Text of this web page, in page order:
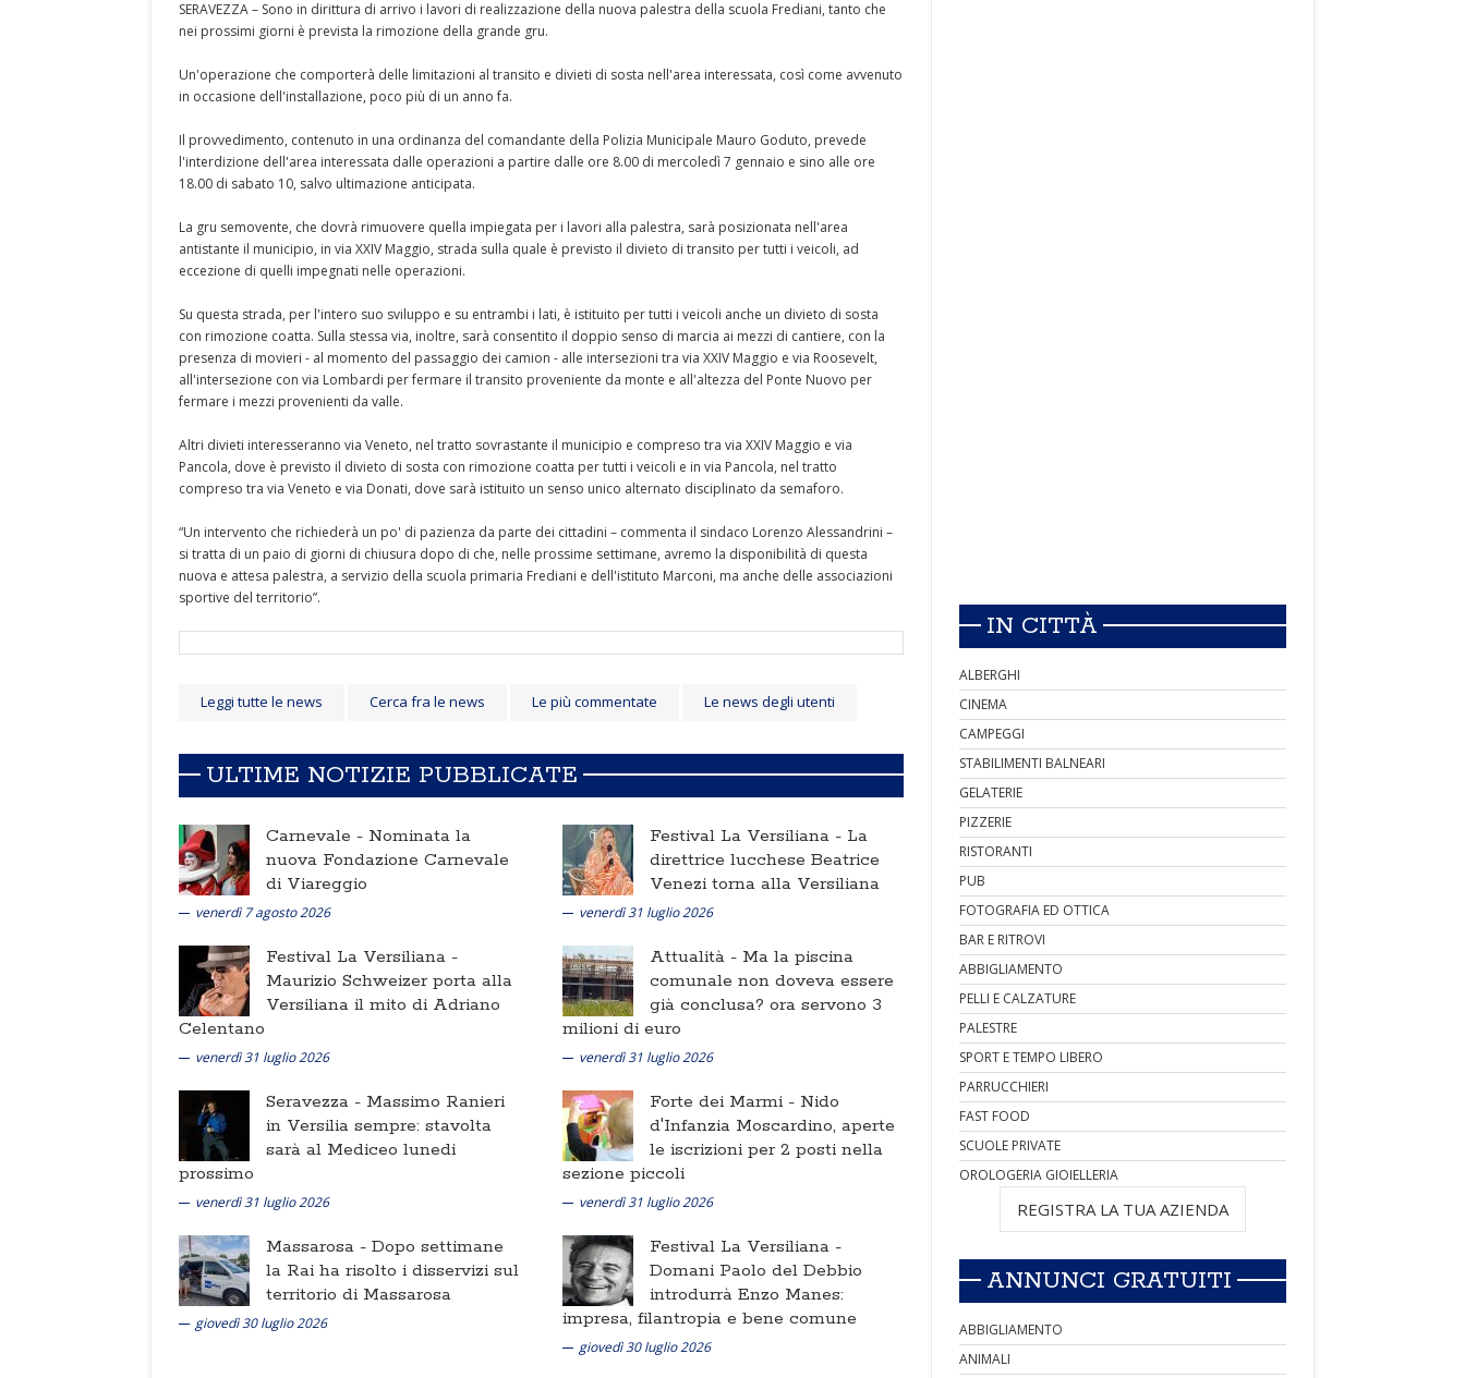
SERAVEZZA – Sono in dirittura di arrivo i lavori di realizzazione della nuova palestra della scuola Frediani, tanto che
nei prossimi giorni è prevista la rimozione della grande gru.
Un'operazione che comporterà delle limitazioni al transito e divieti di sosta nell'area interessata, così come avvenuto
in occasione dell'installazione, poco più di un anno fa.
Il provvedimento, contenuto in una ordinanza del comandante della Polizia Municipale Mauro Goduto, prevede
l'interdizione dell'area interessata dalle operazioni a partire dalle ore 8.00 di mercoledì 7 gennaio e sino alle ore
18.00 di sabato 10, salvo ultimazione anticipata.
La gru semovente, che dovrà rimuovere quella impiegata per i lavori alla palestra, sarà posizionata nell'area
antistante il municipio, in via XXIV Maggio, strada sulla quale è previsto il divieto di transito per tutti i veicoli, ad
eccezione di quelli impegnati nelle operazioni.
Su questa strada, per l'intero suo sviluppo e su entrambi i lati, è istituito per tutti i veicoli anche un divieto di sosta
con rimozione coatta. Sulla stessa via, inoltre, sarà consentito il doppio senso di marcia ai mezzi di cantiere, con la
presenza di movieri - al momento del passaggio dei camion - alle intersezioni tra via XXIV Maggio e via Roosevelt,
all'intersezione con via Lombardi per fermare il transito proveniente da monte e all'altezza del Ponte Nuovo per
fermare i mezzi provenienti da valle.
Altri divieti interesseranno via Veneto, nel tratto sovrastante il municipio e compreso tra via XXIV Maggio e via
Pancola, dove è previsto il divieto di sosta con rimozione coatta per tutti i veicoli e in via Pancola, nel tratto
compreso tra via Veneto e via Donati, dove sarà istituito un senso unico alternato disciplinato da semaforo.
“Un intervento che richiederà un po' di pazienza da parte dei cittadini – commenta il sindaco Lorenzo Alessandrini –
si tratta di un paio di giorni di chiusura dopo di che, nelle prossime settimane, avremo la disponibilità di questa
nuova e attesa palestra, a servizio della scuola primaria Frediani e dell'istituto Marconi, ma anche delle associazioni
sportive del territorio”.
Leggi tutte le news Cerca fra le news Le più commentate Le news degli utenti
ULTIME NOTIZIE PUBBLICATE
Carnevale - Nominata la
nuova Fondazione Carnevale
di Viareggio
venerdì 7 agosto 2026
Festival La Versiliana - La
direttrice lucchese Beatrice
Venezi torna alla Versiliana
venerdì 31 luglio 2026
Festival La Versiliana -
Maurizio Schweizer porta alla
Versiliana il mito di Adriano
Celentano
venerdì 31 luglio 2026
Attualità - Ma la piscina
comunale non doveva essere
già conclusa? ora servono 3
milioni di euro
venerdì 31 luglio 2026
Seravezza - Massimo Ranieri
in Versilia sempre: stavolta
sarà al Mediceo lunedi
prossimo
venerdì 31 luglio 2026
Forte dei Marmi - Nido
d'Infanzia Moscardino, aperte
le iscrizioni per 2 posti nella
sezione piccoli
venerdì 31 luglio 2026
Massarosa - Dopo settimane
la Rai ha risolto i disservizi sul
territorio di Massarosa
giovedì 30 luglio 2026
Festival La Versiliana -
Domani Paolo del Debbio
introdurrà Enzo Manes:
impresa, filantropia e bene comune
giovedì 30 luglio 2026
IN CITTÀ
ALBERGHI
CINEMA
CAMPEGGI
STABILIMENTI BALNEARI
GELATERIE
PIZZERIE
RISTORANTI
PUB
FOTOGRAFIA ED OTTICA
BAR E RITROVI
ABBIGLIAMENTO
PELLI E CALZATURE
PALESTRE
SPORT E TEMPO LIBERO
PARRUCCHIERI
FAST FOOD
SCUOLE PRIVATE
OROLOGERIA GIOIELLERIA
REGISTRA LA TUA AZIENDA
ANNUNCI GRATUITI
ABBIGLIAMENTO
ANIMALI